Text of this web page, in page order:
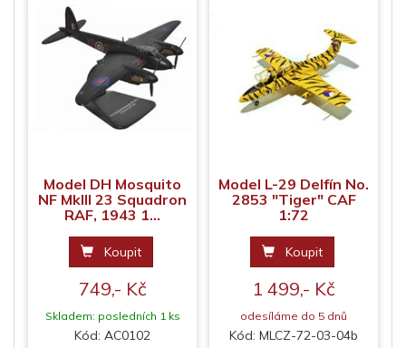
Model DH Mosquito
NF MkIII 23 Squadron
RAF, 1943 1...
Koupit
749,- Kč
Skladem: posledních 1 ks
Kód: AC0102
Model L-29 Delfín No.
2853 "Tiger" CAF
1:72
Koupit
1 499,- Kč
odesíláme do 5 dnů
Kód: MLCZ-72-03-04b